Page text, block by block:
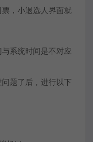
，小退选人界面就
与系统时间是不对应
题了后，进行以下